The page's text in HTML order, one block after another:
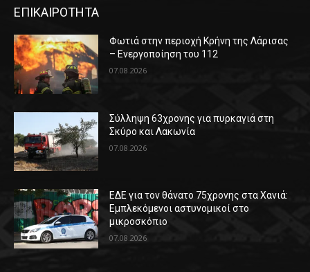
ΕΠΙΚΑΙΡΟΤΗΤΑ
Φωτιά στην περιοχή Κρήνη της Λάρισας
– Ενεργοποίηση του 112
07.08.2026
Σύλληψη 63χρονης για πυρκαγιά στη
Σκύρο και Λακωνία
07.08.2026
ΕΔΕ για τον θάνατο 75χρονης στα Χανιά:
Εμπλεκόμενοι αστυνομικοί στο
μικροσκόπιο
07.08.2026